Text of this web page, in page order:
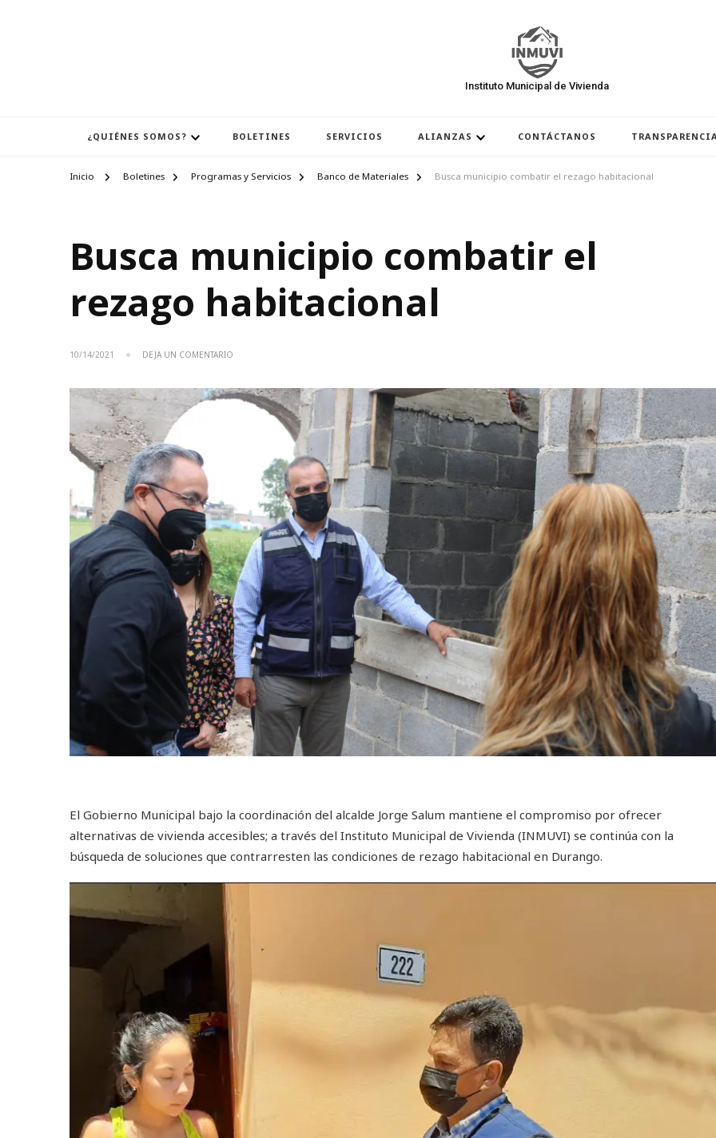
Instituto Municipal de Vivienda
¿QUIÉNES SOMOS? BOLETINES SERVICIOS ALIANZAS CONTÁCTANOS
Inicio Boletines Programas y Servicios Banco de Materiales Busca municipio combatir el rezago habitacional
Busca municipio combatir el
rezago habitacional
10/14/2021 DEJA UN COMENTARIO
COMBATIR
EL
REZAGO
HABITACIONAL
El Gobierno Municipal bajo la coordinación del alcalde Jorge Salum mantiene el compromiso por ofrecer
alternativas de vivienda accesibles; a través del Instituto Municipal de Vivienda (INMUVI) se continúa con la
búsqueda de soluciones que contrarresten las condiciones de rezago habitacional en Durango.